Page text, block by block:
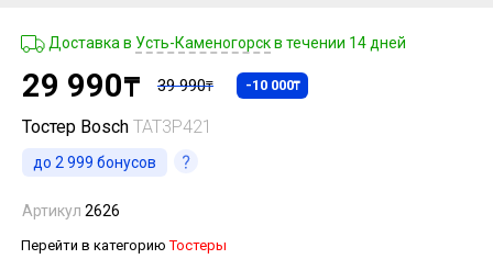
Тостер Bosch TAT3P421
Артикул 2626
Перейти в категориюТостеры
Доставка в Усть-Каменогорскв течении 14 дней
до 2 999 бонусов
29 990₸ 39 990₸ -10 000₸